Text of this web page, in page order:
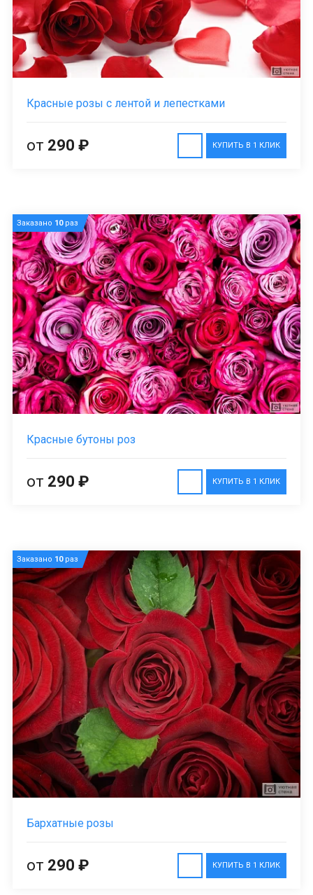
Красные розы с лентой и лепестками
КУПИТЬ В 1 КЛИК
от 290 ₽
Заказано 10раз
Красные бутоны роз
КУПИТЬ В 1 КЛИК
от 290 ₽
Заказано 10раз
Бархатные розы
КУПИТЬ В 1 КЛИК
от 290 ₽